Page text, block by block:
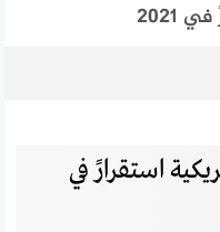
استقرارً في